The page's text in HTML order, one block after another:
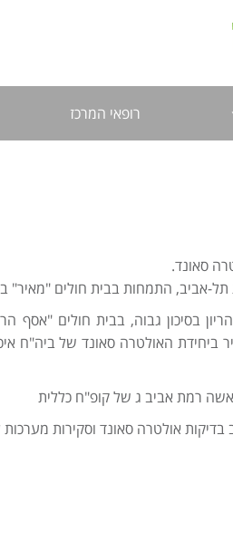
רופאי המרכז
סאונד.
אביב, התמחות בבית חולים "מאיר"
בסיכון גבוה, בבית חולים "אסף
ביחידת האולטרה סאונד של ביה"ח
רמת אביב ג של קופ"ח כללית
אולטרה סאונד וסקירות